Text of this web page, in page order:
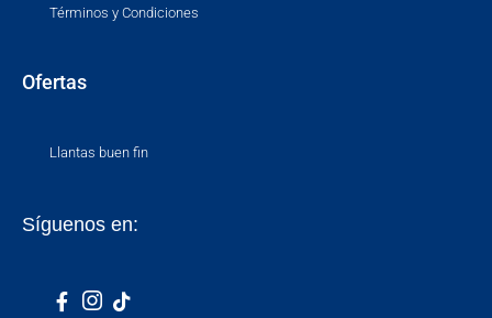
Términos y Condiciones
Ofertas
Llantas buen fin
Síguenos en: